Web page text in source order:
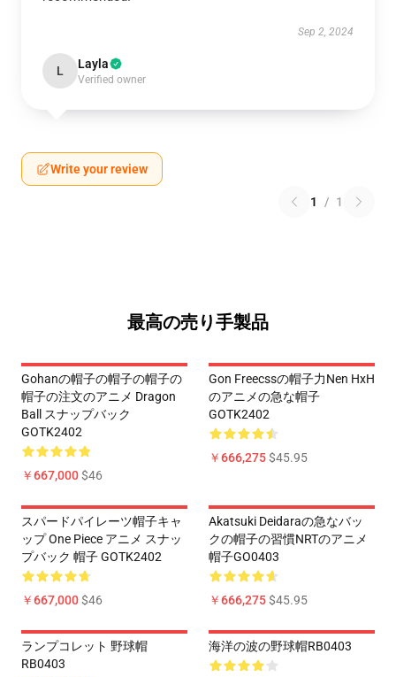
Sep 2, 2024
L Layla
Verified owner
Write your review
1 / 1
最高の売り手製品
Gohanの帽子の帽子の帽子の
帽子の注文のアニメ Dragon
Ball スナップバック
GOTK2402
￥667,000$46
Gon Freecssの帽子力Nen HxH
のアニメの急な帽子
GOTK2402
￥666,275$45.95
スパードパイレーツ帽子キャ
ップ One Piece アニメ スナッ
プバック 帽子 GOTK2402
￥667,000$46
Akatsuki Deidaraの急なバッ
クの帽子の習慣NRTのアニメ
帽子GO0403
￥666,275$45.95
ランプコレット 野球帽
RB0403
海洋の波の野球帽RB0403